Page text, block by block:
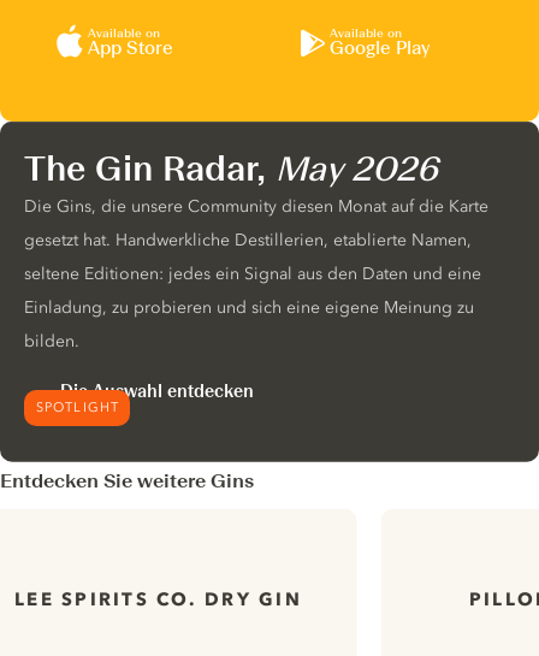
Available on
App Store
Available on
Google Play
SPOTLIGHT
The Gin Radar, May 2026
Die Gins, die unsere Community diesen Monat auf die Karte
gesetzt hat. Handwerkliche Destillerien, etablierte Namen,
seltene Editionen: jedes ein Signal aus den Daten und eine
Einladung, zu probieren und sich eine eigene Meinung zu
bilden.
Die Auswahl entdecken
Entdecken Sie weitere Gins
LEE SPIRITS CO. DRY GIN